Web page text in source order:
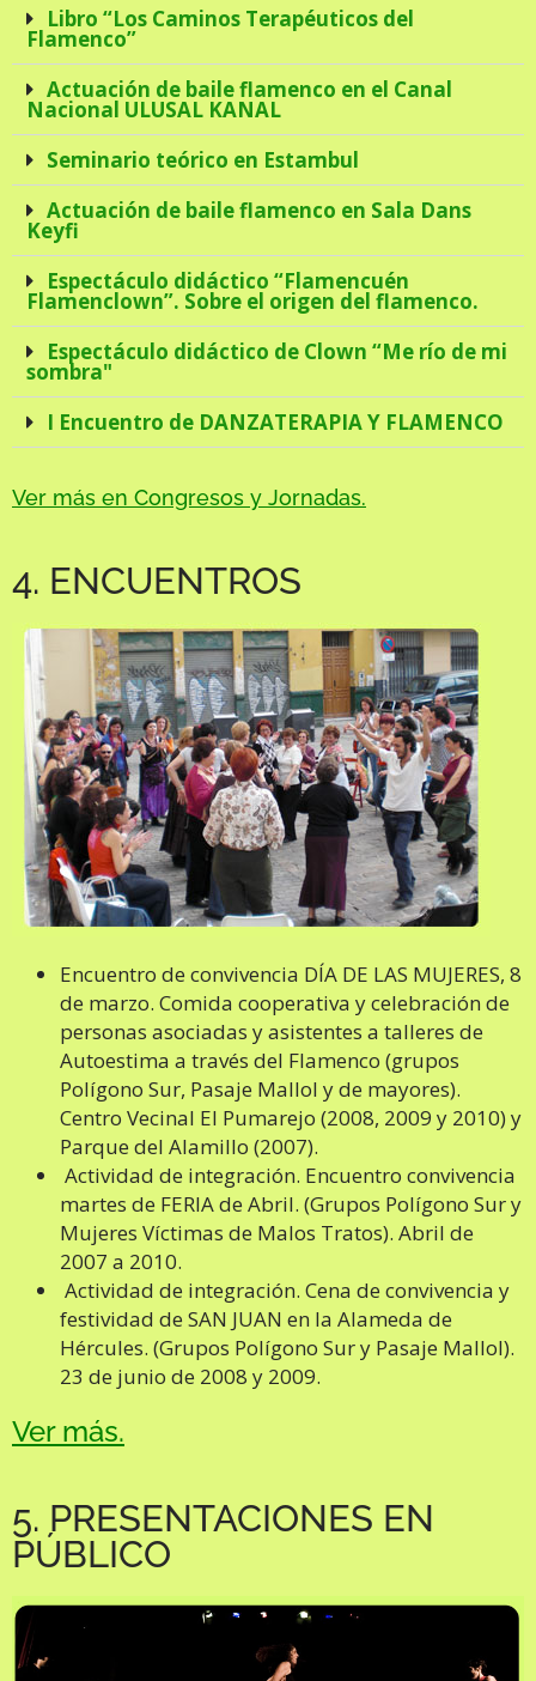
Libro “Los Caminos Terapéuticos del
Flamenco”
Actuación de baile flamenco en el Canal
Nacional ULUSAL KANAL
Seminario teórico en Estambul
Actuación de baile flamenco en Sala Dans
Keyfi
Espectáculo didáctico “Flamencuén
Flamenclown”. Sobre el origen del flamenco.
Espectáculo didáctico de Clown “Me río de mi
sombra"
I Encuentro de DANZATERAPIA Y FLAMENCO
Ver más en Congresos y Jornadas.
4. ENCUENTROS
Encuentro de convivencia DÍA DE LAS MUJERES, 8
de marzo. Comida cooperativa y celebración de
personas asociadas y asistentes a talleres de
Autoestima a través del Flamenco (grupos
Polígono Sur, Pasaje Mallol y de mayores).
Centro Vecinal El Pumarejo (2008, 2009 y 2010) y
Parque del Alamillo (2007).
Actividad de integración. Encuentro convivencia
martes de FERIA de Abril. (Grupos Polígono Sur y
Mujeres Víctimas de Malos Tratos). Abril de
2007 a 2010.
Actividad de integración. Cena de convivencia y
festividad de SAN JUAN en la Alameda de
Hércules. (Grupos Polígono Sur y Pasaje Mallol).
23 de junio de 2008 y 2009.
Ver más.
5. PRESENTACIONES EN
PÚBLICO